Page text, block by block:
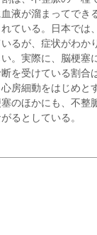
液が溜まってでき
ている。日本では
るが、症状がわか
。実際に、脳梗塞
を受けている割合
房細動をはじめと
のほかにも、不整
るとしている。